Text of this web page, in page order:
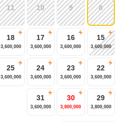
8
9
10
11
15
3,600,000
16
3,600,000
17
3,600,000
18
3,600,000
22
3,600,000
23
3,600,000
24
3,600,000
25
3,600,000
29
3,800,000
30
3,800,000
31
3,600,000